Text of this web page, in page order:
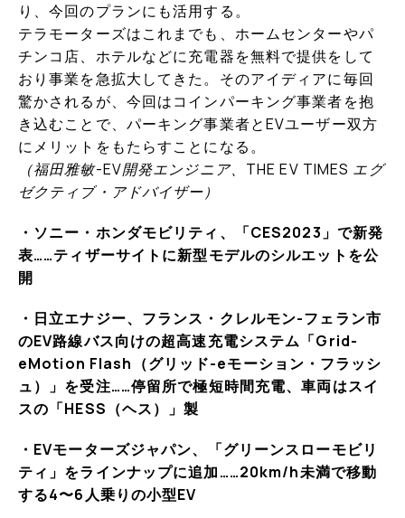
り、今回のプランにも活用する。
テラモーターズはこれまでも、ホームセンターやパ
チンコ店、ホテルなどに充電器を無料で提供をして
おり事業を急拡大してきた。そのアイディアに毎回
驚かされるが、今回はコインパーキング事業者を抱
き込むことで、パーキング事業者とEVユーザー双方
にメリットをもたらすことになる。
（福田雅敏-EV開発エンジニア、THE EV TIMES エグ
ゼクティブ・アドバイザー）
・ソニー・ホンダモビリティ、「CES2023」で新発
表……ティザーサイトに新型モデルのシルエットを公
開
・日立エナジー、フランス・クレルモン-フェラン市
のEV路線バス向けの超高速充電システム「Grid-
eMotion Flash（グリッド-eモーション・フラッシ
ュ）」を受注……停留所で極短時間充電、車両はスイ
スの「HESS（ヘス）」製
・EVモーターズジャパン、「グリーンスローモビリ
ティ」をラインナップに追加……20km/h未満で移動
する4〜6人乗りの小型EV